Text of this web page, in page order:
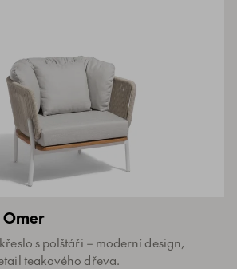
Omer
s polštáři – moderní design,
teakového dřeva.